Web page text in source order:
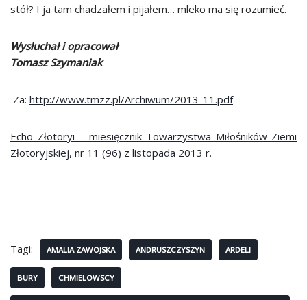
stół? I ja tam chadzałem i pijałem… mleko ma się rozumieć.
Wysłuchał i opracował
Tomasz Szymaniak
Za: http://www.tmzz.pl/Archiwum/2013-11.pdf
Echo Złotoryi – miesięcznik Towarzystwa Miłośników Ziemi
Złotoryjskiej, nr 11 (96) z listopada 2013 r.
Tagi: AMALIA ZAWOJSKA ANDRUSZCZYSZYN ARDELI
BURY CHMIELOWSCY